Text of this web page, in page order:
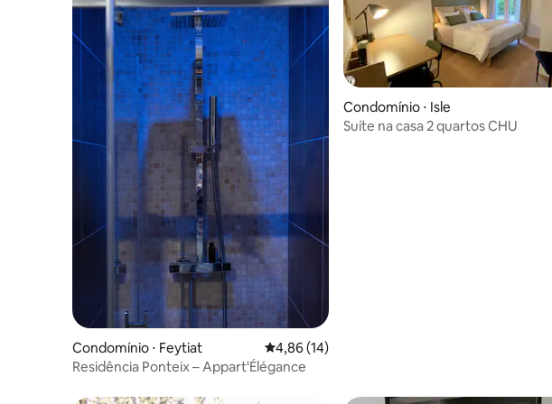
Condomínio ⋅ Feytiat 4,86 de uma avaliação média de 5, 14 avaliações
4,86 (14)
Residência Ponteix – Appart'Élégance
Condomínio ⋅ Isle
Suíte na casa 2 quartos CHU